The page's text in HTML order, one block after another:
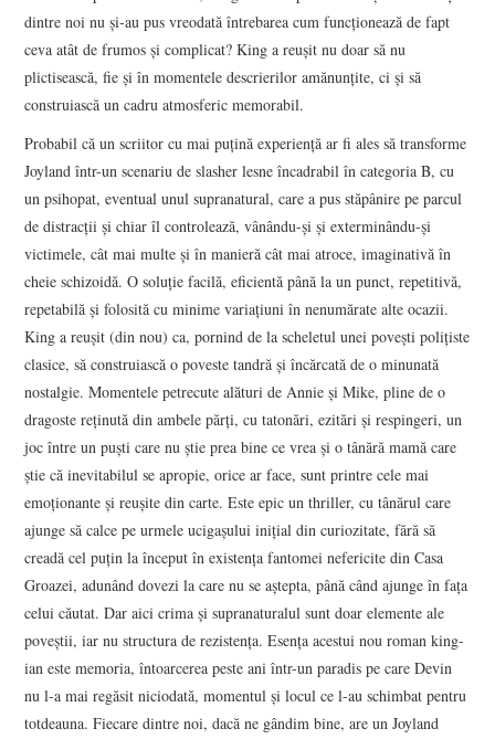
dintre noi nu și-au pus vreodată întrebarea cum funcționează de fapt
ceva atât de frumos și complicat? King a reușit nu doar să nu
plictisească, fie și în momentele descrierilor amănunțite, ci și să
construiască un cadru atmosferic memorabil.
Probabil că un scriitor cu mai puțină experiență ar fi ales să transforme
Joyland într-un scenariu de slasher lesne încadrabil în categoria B, cu
un psihopat, eventual unul supranatural, care a pus stăpânire pe parcul
de distracții și chiar îl controlează, vânându-și și exterminându-și
victimele, cât mai multe și în manieră cât mai atroce, imaginativă în
cheie schizoidă. O soluție facilă, eficientă până la un punct, repetitivă,
repetabilă și folosită cu minime variațiuni în nenumărate alte ocazii.
King a reușit (din nou) ca, pornind de la scheletul unei povești polițiste
clasice, să construiască o poveste tandră și încărcată de o minunată
nostalgie. Momentele petrecute alături de Annie și Mike, pline de o
dragoste reținută din ambele părți, cu tatonări, ezitări și respingeri, un
joc între un puști care nu știe prea bine ce vrea și o tânără mamă care
știe că inevitabilul se apropie, orice ar face, sunt printre cele mai
emoționante și reușite din carte. Este epic un thriller, cu tânărul care
ajunge să calce pe urmele ucigașului inițial din curiozitate, fără să
creadă cel puțin la început în existența fantomei nefericite din Casa
Groazei, adunând dovezi la care nu se aștepta, până când ajunge în fața
celui căutat. Dar aici crima și supranaturalul sunt doar elemente ale
poveștii, iar nu structura de rezistența. Esența acestui nou roman king-
ian este memoria, întoarcerea peste ani într-un paradis pe care Devin
nu l-a mai regăsit niciodată, momentul și locul ce l-au schimbat pentru
totdeauna. Fiecare dintre noi, dacă ne gândim bine, are un Joyland